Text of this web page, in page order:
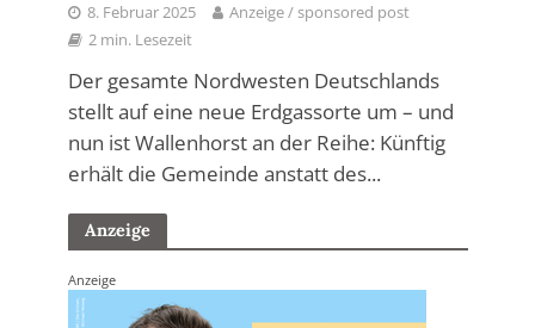
8. Februar 2025
Anzeige / sponsored post
2 min. Lesezeit
Der gesamte Nordwesten Deutschlands
stellt auf eine neue Erdgassorte um – und
nun ist Wallenhorst an der Reihe: Künftig
erhält die Gemeinde anstatt des...
Anzeige
Anzeige